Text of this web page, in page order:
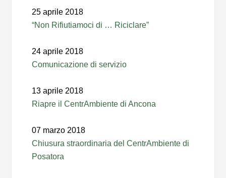
25 aprile 2018
“Non Rifiutiamoci di … Riciclare”
24 aprile 2018
Comunicazione di servizio
13 aprile 2018
Riapre il CentrAmbiente di Ancona
07 marzo 2018
Chiusura straordinaria del CentrAmbiente di
Posatora